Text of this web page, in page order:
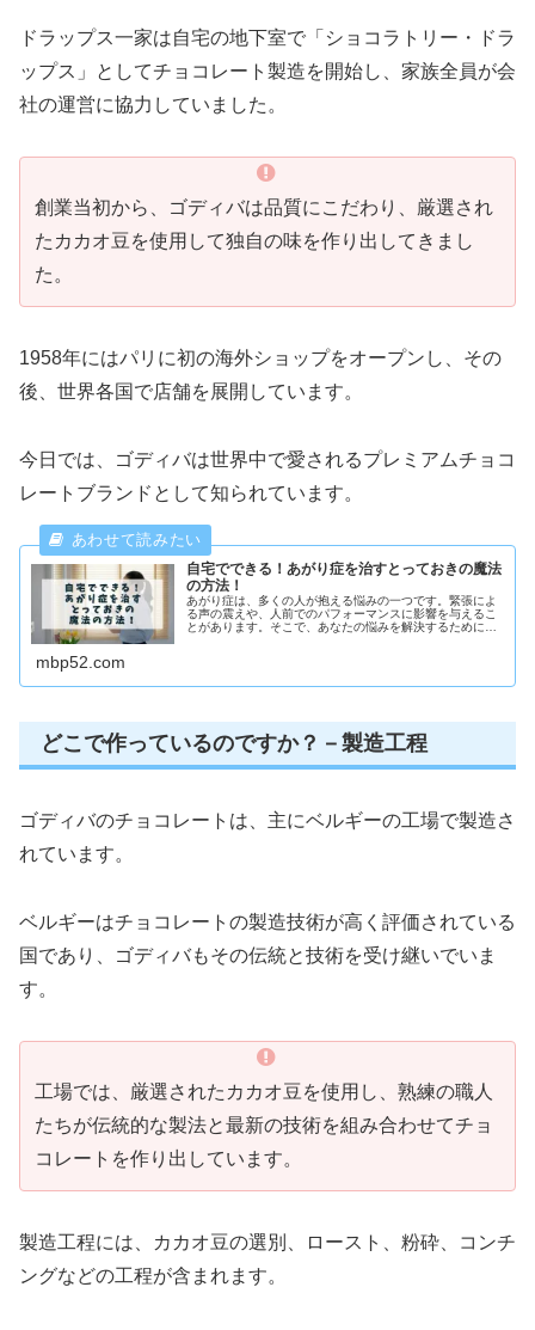
ドラップス一家は自宅の地下室で「ショコラトリー・ドラ
ップス」としてチョコレート製造を開始し、家族全員が会
社の運営に協力していました。
創業当初から、ゴディバは品質にこだわり、厳選され
たカカオ豆を使用して独自の味を作り出してきまし
た。
1958年にはパリに初の海外ショップをオープンし、その
後、世界各国で店舗を展開しています。
今日では、ゴディバは世界中で愛されるプレミアムチョコ
レートブランドとして知られています。
自宅でできる！あがり症を治すとっておきの魔法
の方法！
あがり症は、多くの人が抱える悩みの一つです。緊張によ
る声の震えや、人前でのパフォーマンスに影響を与えるこ
とがあります。そこで、あなたの悩みを解決するために、
mbp52.com
どこで作っているのですか？－製造工程
ゴディバのチョコレートは、主にベルギーの工場で製造さ
れています。
ベルギーはチョコレートの製造技術が高く評価されている
国であり、ゴディバもその伝統と技術を受け継いでいま
す。
工場では、厳選されたカカオ豆を使用し、熟練の職人
たちが伝統的な製法と最新の技術を組み合わせてチョ
コレートを作り出しています。
製造工程には、カカオ豆の選別、ロースト、粉砕、コンチ
ングなどの工程が含まれます。